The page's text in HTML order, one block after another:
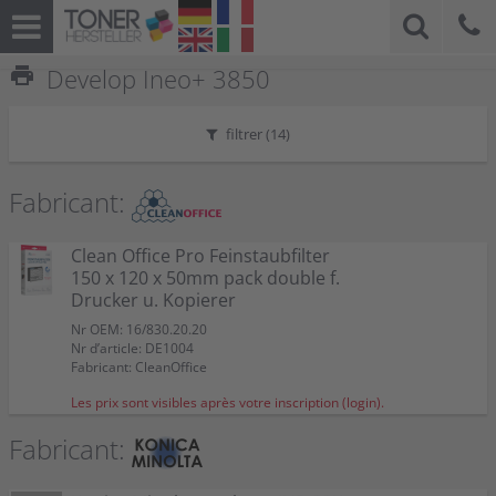
print Develop Ineo+ 3850
filtrer (14)
Fabricant:
Clean Office Pro Feinstaubfilter
150 x 120 x 50mm pack double f.
Drucker u. Kopierer
Nr OEM: 16/830.20.20
Nr d’article: DE1004
Fabricant: CleanOffice
Les prix sont visibles après votre inscription (login).
Fabricant: